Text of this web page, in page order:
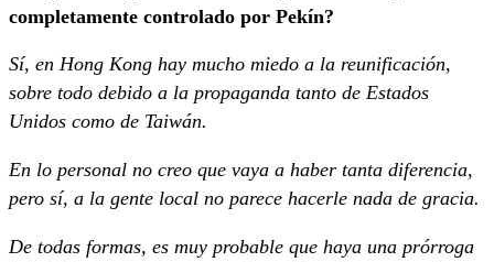
completamente controlado por Pekín?
Sí, en Hong Kong hay mucho miedo a la reunificación,
sobre todo debido a la propaganda tanto de Estados
Unidos como de Taiwán.
En lo personal no creo que vaya a haber tanta diferencia,
pero sí, a la gente local no parece hacerle nada de gracia.
De todas formas, es muy probable que haya una prórroga